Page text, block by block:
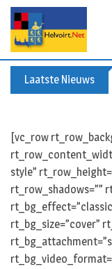
Skip
content
Laatste Nieuws
[vc_row
style”
rt_row_shadows=””
rt_bg_size=”cover”